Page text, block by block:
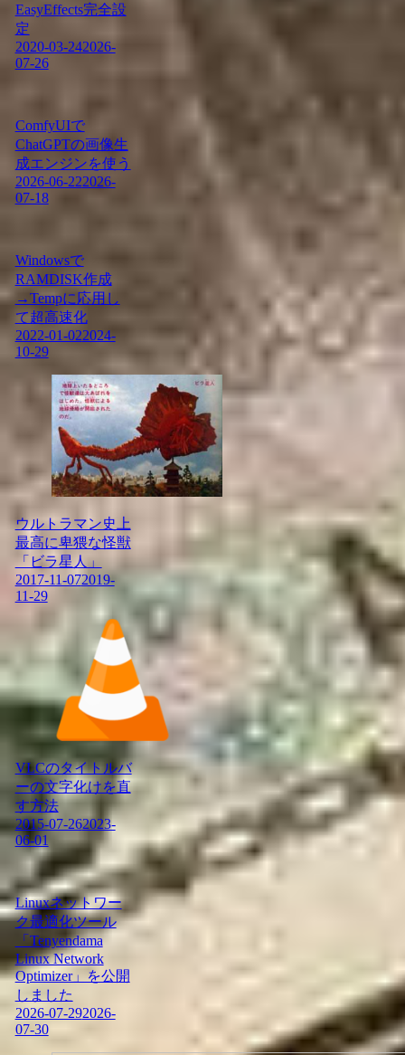
EasyEffects完全設
定
2020-03-242026-
07-26
ComfyUIで
ChatGPTの画像生
成エンジンを使う
2026-06-222026-
07-18
Windowsで
RAMDISK作成
→Tempに応用し
て超高速化
2022-01-022024-
10-29
ウルトラマン史上
最高に卑猥な怪獣
「ビラ星人」
2017-11-072019-
11-29
VLCのタイトルバ
ーの文字化けを直
す方法
2015-07-262023-
06-01
Linuxネットワー
ク最適化ツール
「Tenyendama
Linux Network
Optimizer」を公開
しました
2026-07-292026-
07-30